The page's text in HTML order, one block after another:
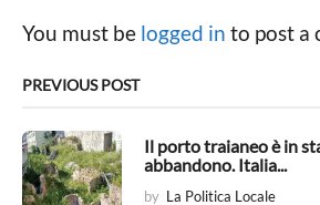
a
i
o
n
You must be logged in to post a
PREVIOUS POST
Il porto traianeo è in
abbandono. Italia...
by La Politica Locale